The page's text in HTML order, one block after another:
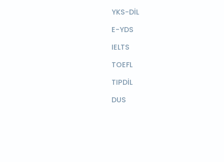
YKS-DİL
E-YDS
IELTS
TOEFL
TIPDİL
DUS